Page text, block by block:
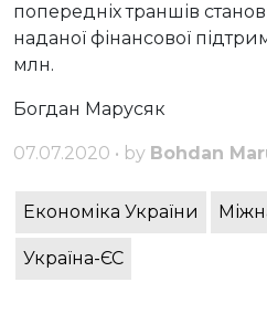
попередніх траншів
наданої фінансової
млн.
Богдан Марусяк
07.07.2020 • by Bohdan
Економіка України
Україна-ЄС